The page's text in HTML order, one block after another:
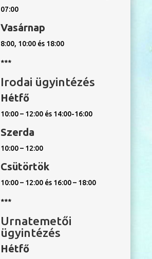
07:00
Vasárnap
8:00, 10:00 és 18:00
***
Irodai ügyintézés
Hétfő
10:00 – 12:00 és 14:00-16:00
Szerda
10:00 – 12:00
Csütörtök
10:00 – 12:00 és 16:00 – 18:00
***
Urnatemetői
ügyintézés
Hétfő